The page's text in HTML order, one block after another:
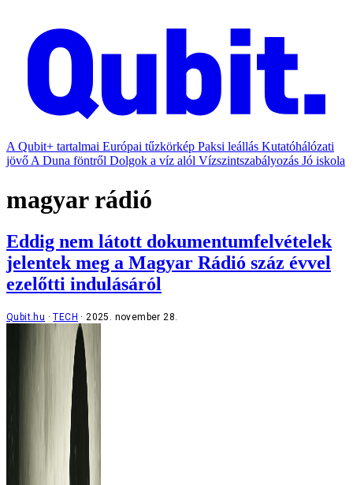
A Qubit+ tartalmai Európai tűzkörkép Paksi leállás Kutatóhálózati
jövő A Duna föntről Dolgok a víz alól Vízszintszabályozás Jó iskola
magyar rádió
Eddig nem látott dokumentumfelvételek
jelentek meg a Magyar Rádió száz évvel
ezelőtti indulásáról
Qubit.hu TECH 2025. november 28.